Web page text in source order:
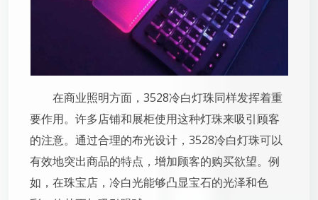
在商业照明方面，3528冷白灯珠同样发挥着重
要作用。许多店铺和展柜使用这种灯珠来吸引顾客
的注意。通过合理的布光设计，3528冷白灯珠可以
有效地突出商品的特点，增加顾客的购买欲望。例
如，在珠宝店，冷白光能够凸显宝石的光泽和色